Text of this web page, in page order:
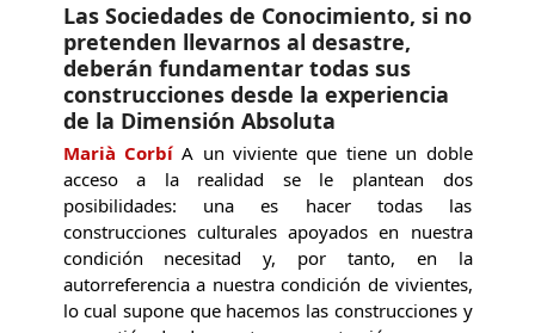
Las Sociedades de Conocimiento, si no
pretenden llevarnos al desastre,
deberán fundamentar todas sus
construcciones desde la experiencia
de la Dimensión Absoluta
Marià CorbíA un viviente que tiene un doble
acceso a la realidad se le plantean dos
posibilidades: una es hacer todas las
construcciones culturales apoyados en nuestra
condición necesitad y, por tanto, en la
autorreferencia a nuestra condición de vivientes,
lo cual supone que hacemos las construcciones y